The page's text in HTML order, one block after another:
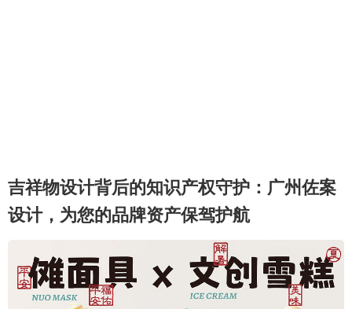
吉祥物设计背后的知识产权守护：广州佐案
设计，为您的品牌资产保驾护航